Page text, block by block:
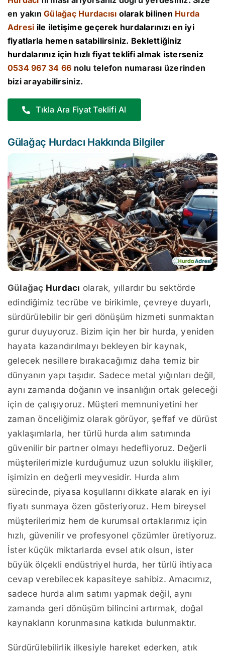
en yakınGülağaç Hurdacısı olarak bilinen Hurda
Adresi ile iletişime geçerek hurdalarınızı en iyi
fiyatlarla hemen satabilirsiniz. Beklettiğiniz
hurdalarınız için hızlı fiyat teklifi almak isterseniz
0534 967 34 66 nolu telefon numarası üzerinden
bizi arayabilirsiniz.
Tıkla Ara Fiyat Teklifi Al
Gülağaç Hurdacı Hakkında Bilgiler
Gülağaç Hurdacı olarak, yıllardır bu sektörde
edindiğimiz tecrübe ve birikimle, çevreye duyarlı,
sürdürülebilir bir geri dönüşüm hizmeti sunmaktan
gurur duyuyoruz. Bizim için her bir hurda, yeniden
hayata kazandırılmayı bekleyen bir kaynak,
gelecek nesillere bırakacağımız daha temiz bir
dünyanın yapı taşıdır. Sadece metal yığınları değil,
aynı zamanda doğanın ve insanlığın ortak geleceği
için de çalışıyoruz. Müşteri memnuniyetini her
zaman önceliğimiz olarak görüyor, şeffaf ve dürüst
yaklaşımlarla, her türlü hurda alım satımında
güvenilir bir partner olmayı hedefliyoruz. Değerli
müşterilerimizle kurduğumuz uzun soluklu ilişkiler,
işimizin en değerli meyvesidir. Hurda alım
sürecinde, piyasa koşullarını dikkate alarak en iyi
fiyatı sunmaya özen gösteriyoruz. Hem bireysel
müşterilerimiz hem de kurumsal ortaklarımız için
hızlı, güvenilir ve profesyonel çözümler üretiyoruz.
İster küçük miktarlarda evsel atık olsun, ister
büyük ölçekli endüstriyel hurda, her türlü ihtiyaca
cevap verebilecek kapasiteye sahibiz. Amacımız,
sadece hurda alım satımı yapmak değil, aynı
zamanda geri dönüşüm bilincini artırmak, doğal
kaynakların korunmasına katkıda bulunmaktır.
Sürdürülebilirlik ilkesiyle hareket ederken, atık